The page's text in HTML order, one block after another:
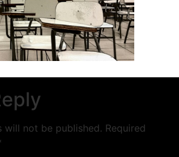
will not be published. Required